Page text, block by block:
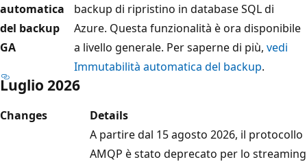
automatica
del backup
GA
backup di ripristino in database SQL di
Azure. Questa funzionalità è ora disponibile
a livello generale. Per saperne di più, vedi
Immutabilità automatica del backup.
Luglio 2026
Changes Details
A partire dal 15 agosto 2026, il protocollo
AMQP è stato deprecato per lo streaming